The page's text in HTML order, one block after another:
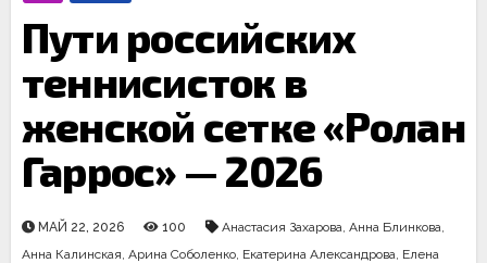
Пути российских
теннисисток в
женской сетке «Ролан
Гаррос» — 2026
МАЙ 22, 2026 100 Анастасия Захарова, Анна Блинкова,
Анна Калинская, Арина Соболенко, Екатерина Александрова, Елена